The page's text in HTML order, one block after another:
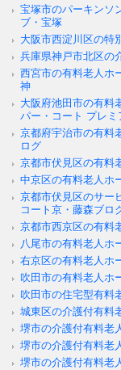
宝塚市のパーキンソ
ブ・宝塚
大阪市西淀川区の
兵庫県神戸市北区の
西宮市の有料老人ホ
神
大阪府池田市の有
パー・コート プレミ
京都府宇治市の有料
ログ
京都市伏見区の有料
中京区の有料老人ホ
京都市伏見区のサー
コート京・藤森ブロ
京都市西京区の有料
八尾市の有料老人
右京区の有料老人
吹田市の有料老人ホ
吹田市の住宅型有
城東区の介護付有料
堺市の介護付有料
堺市の介護付有料老
堺市の介護付有料